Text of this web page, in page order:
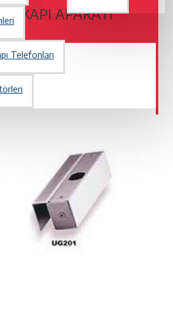
Telefonları
KAPI APARATI